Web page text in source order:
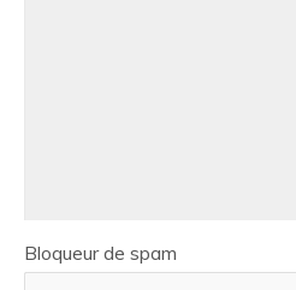
Bloqueur de spam